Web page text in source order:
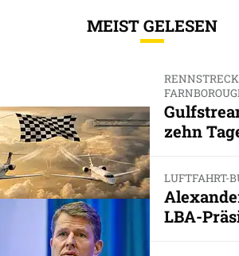
MEIST GELESEN
zehn
LUFTFAHRT-
LBA-